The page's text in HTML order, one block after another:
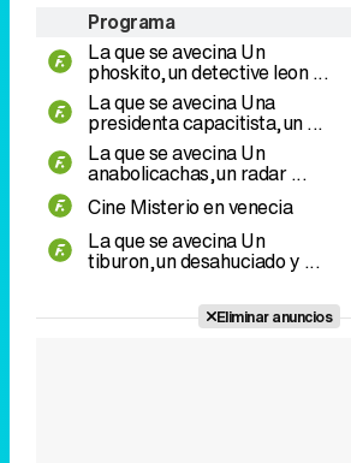
Programa
La que se avecinaUn
phoskito,un detective leon ...
La que se avecinaUna
presidenta capacitista,un ...
La que se avecinaUn
anabolicachas,un radar ...
CineMisterio en venecia
La que se avecinaUn
tiburon,un desahuciado y ...
Eliminar anuncios